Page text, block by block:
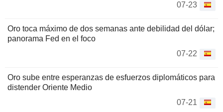
07-23
Oro toca máximo de dos semanas ante debilidad del dólar;
panorama Fed en el foco
07-22
Oro sube entre esperanzas de esfuerzos diplomáticos para
distender Oriente Medio
07-21